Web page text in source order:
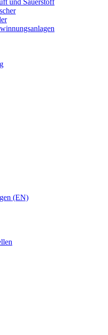
und Sauerstoff
(EN)